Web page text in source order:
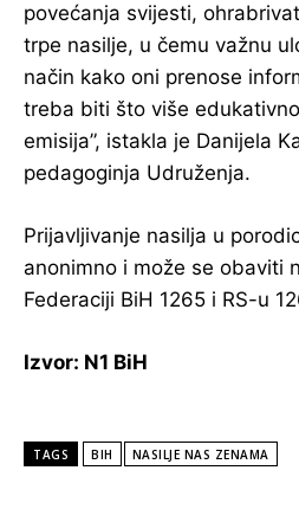
povećanja svijesti,
trpe nasilje, u čemu važnu
način kako oni prenose
treba biti što više
emisija”, istakla je Danijela
pedagoginja Udruženja.
Prijavljivanje nasilja u
anonimno i može se obaviti
Federaciji BiH 1265 i RS-u
Izvor: N1 BiH
TAGS BIH NASILJE NAS ZENAMA